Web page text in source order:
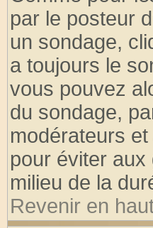
par le posteur
un sondage,
a toujours le
vous pouvez
du sondage,
modérateurs
pour éviter
milieu de la
Revenir en